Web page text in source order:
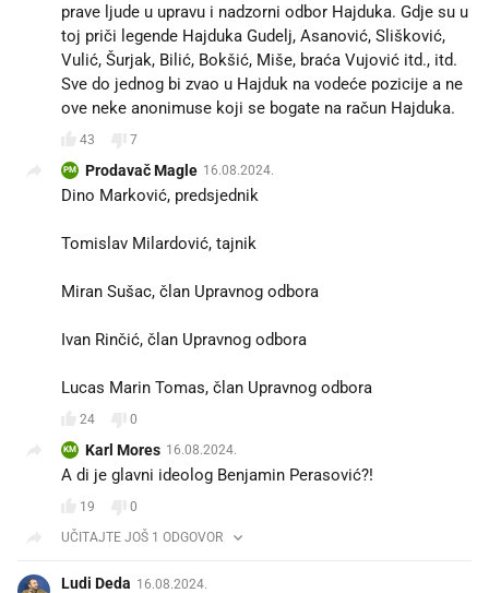
prave ljude u upravu i nadzorni odbor Hajduka. Gdje su u
toj priči legende Hajduka Gudelj, Asanović, Slišković,
Vulić, Šurjak, Bilić, Bokšić, Miše, braća Vujović itd., itd.
Sve do jednog bi zvao u Hajduk na vodeće pozicije a ne
ove neke anonimuse koji se bogate na račun Hajduka.
43 7
PM Prodavač Magle 16.08.2024.
Dino Marković, predsjednik
Tomislav Milardović, tajnik
Miran Sušac, član Upravnog odbora
Ivan Rinčić, član Upravnog odbora
Lucas Marin Tomas, član Upravnog odbora
24 0
KM Karl Mores 16.08.2024.
A di je glavni ideolog Benjamin Perasović?!
19
0
UČITAJTE JOŠ 1 ODGOVOR
Ludi Deda 16.08.2024.